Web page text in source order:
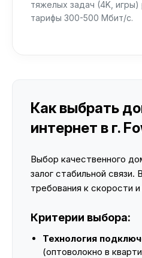
тяжелых задач (4K,
тарифы 300-500 Мбит/с.
Как выбрать
интернет в г.
Выбор качественного
залог стабильной связи.
требования к скорости и
Критерии выбора:
Технология
(оптоволокно в